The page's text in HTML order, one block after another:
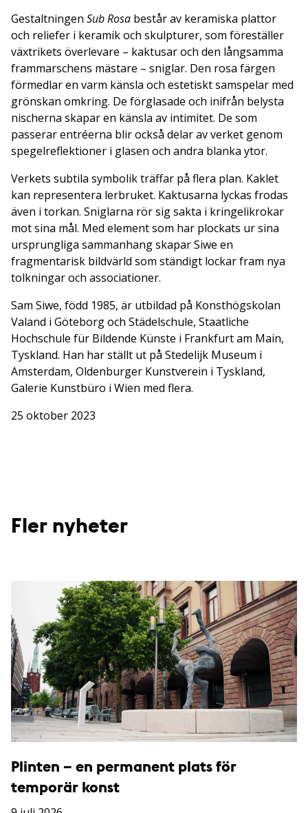
Gestaltningen Sub Rosa består av keramiska plattor
och reliefer i keramik och skulpturer, som föreställer
växtrikets överlevare – kaktusar och den långsamma
frammarschens mästare – sniglar. Den rosa färgen
förmedlar en varm känsla och estetiskt samspelar med
grönskan omkring. De förglasade och inifrån belysta
nischerna skapar en känsla av intimitet. De som
passerar entréerna blir också delar av verket genom
spegelreflektioner i glasen och andra blanka ytor.
Verkets subtila symbolik träffar på flera plan. Kaklet
kan representera lerbruket. Kaktusarna lyckas frodas
även i torkan. Sniglarna rör sig sakta i kringelikrokar
mot sina mål. Med element som har plockats ur sina
ursprungliga sammanhang skapar Siwe en
fragmentarisk bildvärld som ständigt lockar fram nya
tolkningar och associationer.
Sam Siwe, född 1985, är utbildad på Konsthögskolan
Valand i Göteborg och Städelschule, Staatliche
Hochschule für Bildende Künste i Frankfurt am Main,
Tyskland. Han har ställt ut på Stedelijk Museum i
Amsterdam, Oldenburger Kunstverein i Tyskland,
Galerie Kunstbüro i Wien med flera.
25 oktober 2023
Fler nyheter
Plinten – en permanent plats för
temporär konst